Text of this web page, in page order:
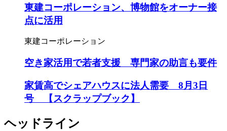
東建コーポレーション、博物館をオーナー接
点に活用
東建コーポレーション
空き家活用で若者支援 専門家の助言も要件
家賃高でシェアハウスに法人需要 8月3日
号 【スクラップブック】
ヘッドライン